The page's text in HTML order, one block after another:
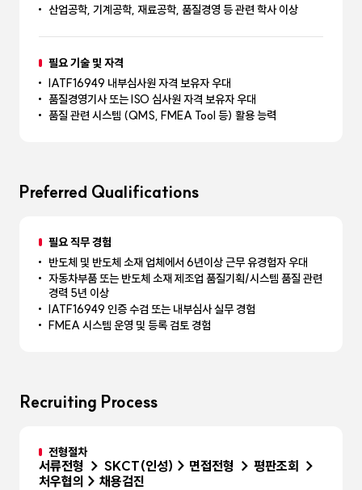
산업공학, 기계공학, 재료공학, 품질경영 등 관련 학사 이상
필요 기술 및 자격
IATF16949 내부심사원 자격 보유자 우대
품질경영기사 또는 ISO 심사원 자격 보유자 우대
품질 관련 시스템 (QMS, FMEA Tool 등) 활용 능력
Preferred Qualifications
필요 직무 경험
반도체 및 반도체 소재 업체에서 6년이상 근무 유경험자 우대
자동차부품 또는 반도체 소재 제조업 품질기획/시스템 품질 관련
경력 5년 이상
IATF16949 인증 수검 또는 내부심사 실무 경험
FMEA 시스템 운영 및 등록 검토 경험
Recruiting Process
전형절차
서류전형 → SKCT(인성) > 면접전형 → 평판조회 →
처우협의 > 채용검진